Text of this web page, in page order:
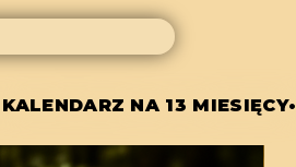
NA 13 MIESIĘCY•
NA 13 MIESIĘCY•